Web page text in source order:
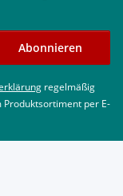
Abonnieren
regelmäßig
per E-